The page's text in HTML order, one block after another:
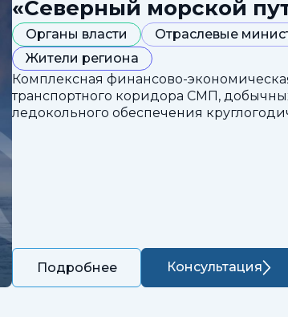
«Северный морской
Органы власти Отраслевые
Жители региона
Комплексная финансово-
транспортного коридора СМП,
ледокольного обеспечения
Подробнее Консультация